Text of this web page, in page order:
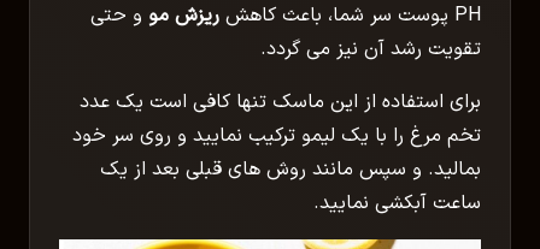
PH پوست سر شما، باعث کاهش
ریزش مو و حتی
تقویت رشد آن نیز می گردد.
برای استفاده از این ماسک تنها کافی است یک عدد
تخم مرغ را با یک لیمو ترکیب نمایید و روی سر خود
بمالید. و سپس مانند روش های قبلی بعد از یک
ساعت آبکشی نمایید.